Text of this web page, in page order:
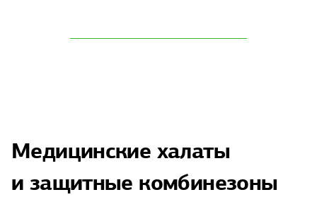
Медицинские халаты
и защитные комбинезоны